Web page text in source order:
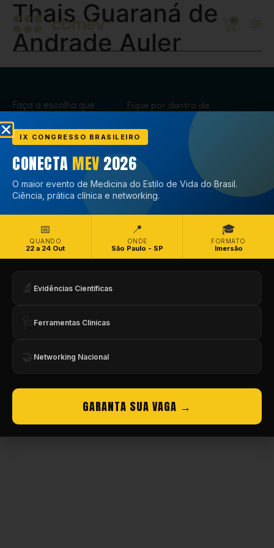
0
Thais Guaraná de
Andrade Auler
Faça a escolha que
transforma,
Associe-se
Associe-se
Fique por dentro de
tudo que acontece
no CBMEV
IX CONGRESSO BRASILEIRO
CONECTA MEV 2026
O maior evento de Medicina do Estilo de Vida do Brasil.
Ciência, prática clínica e networking.
📅
QUANDO
22 a 24 Out
📍
ONDE
São Paulo - SP
🎓
FORMATO
Imersão
🔬 Evidências Científicas
🩺 Ferramentas Clínicas
🤝 Networking Nacional
GARANTA SUA VAGA →